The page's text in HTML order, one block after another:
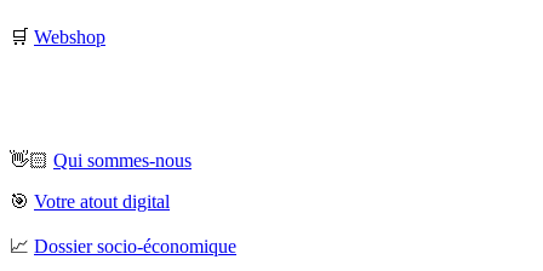
🛒 Webshop
👋🏻 Qui sommes-nous
🎯 Votre atout digital
📈 Dossier socio-économique